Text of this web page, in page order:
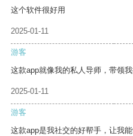
这个软件很好用
2025-01-11
游客
这款app就像我的私人导师，带领我
2025-01-11
游客
这款app是我社交的好帮手，让我